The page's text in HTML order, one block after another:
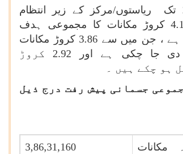
9دسمبر 2025 تک ریاستوں/مرکز کے زیر انتظام
علاقوں کو 4.14 کروڑ مکانات کا مجموعی ہدف
مختص کیا گیا ہے ، جن میں سے 3.86 کروڑ مکانات
کو منظوری دی جا چکی ہے اور 2.92 کروڑ
ہو چکے ہیں ۔
جسمانی پیش رفت درج ذیل
مکانات
3,86,31,160